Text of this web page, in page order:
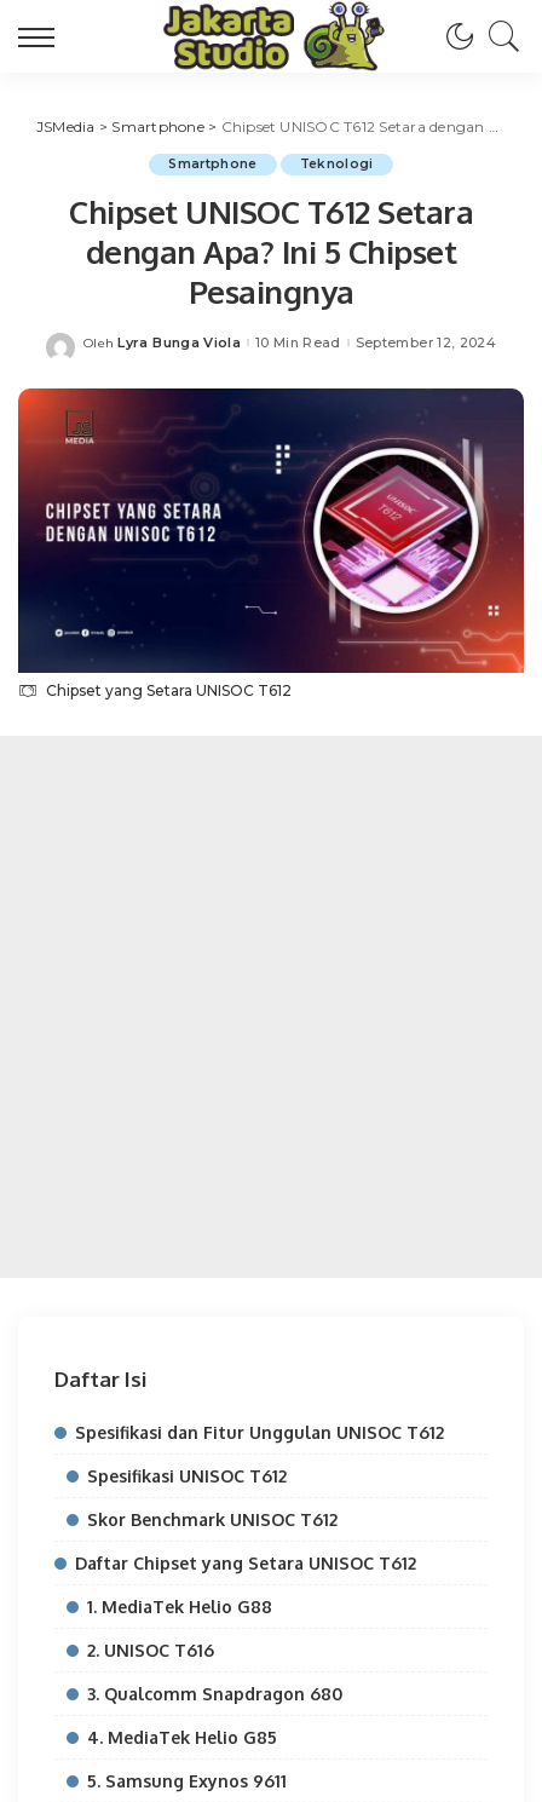
JSMedia > Smartphone> Chipset UNISOC T612 Setara dengan Apa? Ini 5 Chipset Pesaingnya
Smartphone Teknologi
Chipset UNISOC T612 Setara
dengan Apa? Ini 5 Chipset
Pesaingnya
Posted
Oleh Lyra Bunga Viola 10 Min Read September 12, 2024
Chipset yang Setara UNISOC T612
Daftar Isi
Spesifikasi dan Fitur Unggulan UNISOC T612
Spesifikasi UNISOC T612
Skor Benchmark UNISOC T612
Daftar Chipset yang Setara UNISOC T612
1. MediaTek Helio G88
2. UNISOC T616
3. Qualcomm Snapdragon 680
4. MediaTek Helio G85
5. Samsung Exynos 9611